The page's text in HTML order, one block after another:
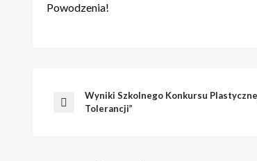
Powodzenia!
Nawigacja
Poprzedni
Wyniki Szkolnego Konkursu
Tolerancji”